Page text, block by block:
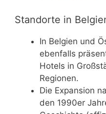
Standorte in
In Belgien und
ebenfalls
Hotels in
Regionen.
Die Expansion
den 1990er